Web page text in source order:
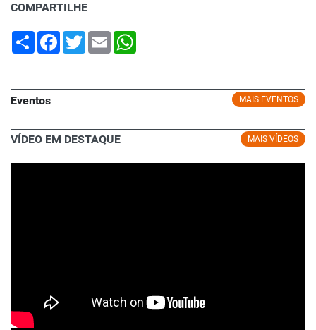
COMPARTILHE
Share Facebook
TwitterEmail
MAIS EVENTOS
Eventos
MAIS VÍDEOS
VÍDEO EM DESTAQUE